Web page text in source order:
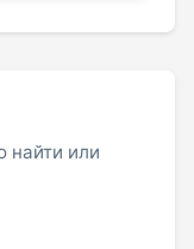
найти или